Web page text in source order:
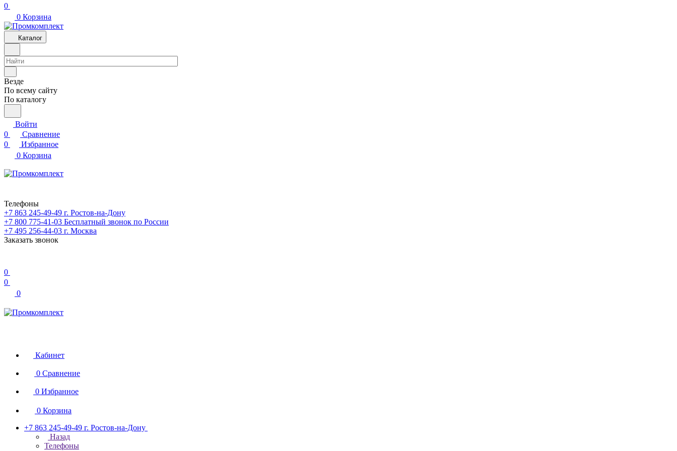
0
0 Корзина
Каталог
Везде
По всему сайту
По каталогу
Войти
0
Сравнение
0
Избранное
0 Корзина
Телефоны
+7 863 245-49-49 г. Ростов-на-Дону
+7 800 775-41-03 Бесплатный звонок по России
+7 495 256-44-03 г. Москва
Заказать звонок
0
0
0
Кабинет
0 Сравнение
0 Избранное
0 Корзина
+7 863 245-49-49 г. Ростов-на-Дону
Назад
Телефоны